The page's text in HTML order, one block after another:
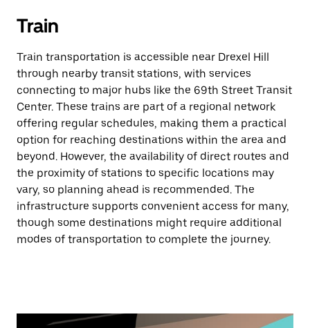
Train
Train transportation is accessible near Drexel Hill
through nearby transit stations, with services
connecting to major hubs like the 69th Street Transit
Center. These trains are part of a regional network
offering regular schedules, making them a practical
option for reaching destinations within the area and
beyond. However, the availability of direct routes and
the proximity of stations to specific locations may
vary, so planning ahead is recommended. The
infrastructure supports convenient access for many,
though some destinations might require additional
modes of transportation to complete the journey.